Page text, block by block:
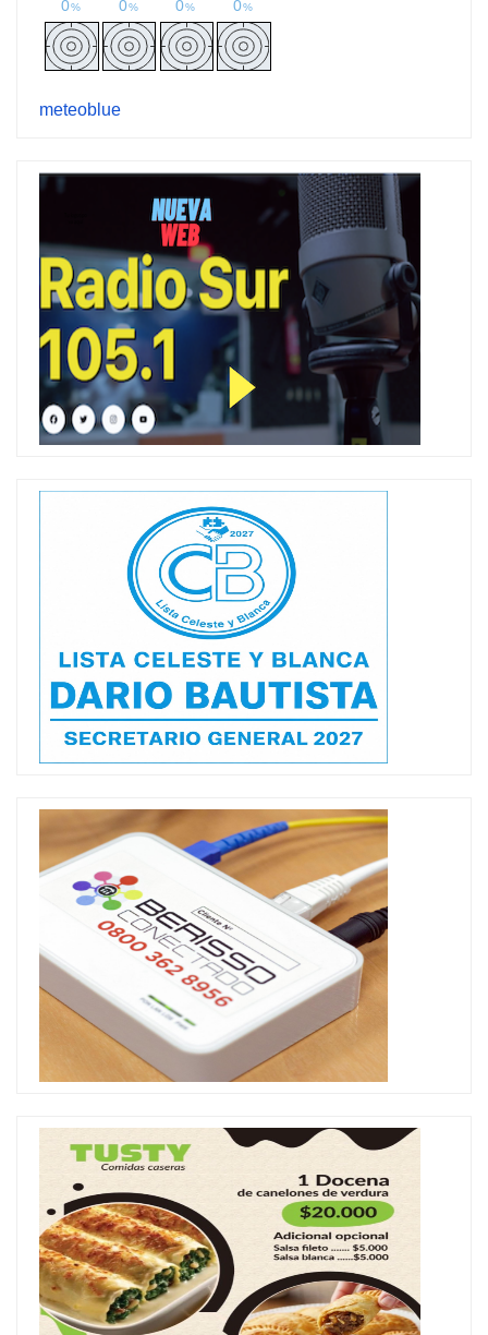
meteoblue